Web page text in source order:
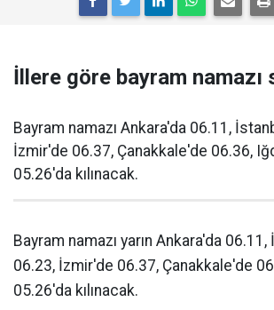
İllere göre bayram namazı
Bayram namazı Ankara'da 06.11,
İzmir'de 06.37, Çanakkale'de 06.36,
05.26'da kılınacak.
Bayram namazı yarın Ankara'da
06.23, İzmir'de 06.37, Çanakkale'de
05.26'da kılınacak.